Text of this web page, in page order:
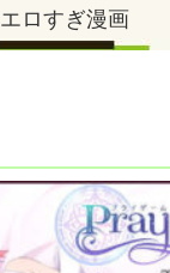
エロすぎ漫画